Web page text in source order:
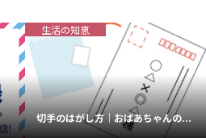
生活の知恵
切手のはがし方｜おばあちゃんの...